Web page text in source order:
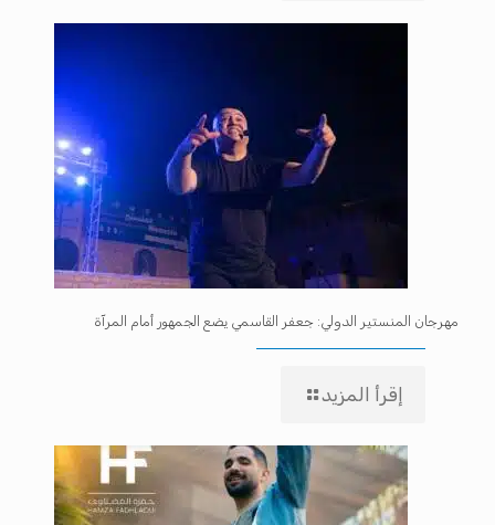
مهرجان المنستير الدولي: جعفر القاسمي يضع الجمهور أمام المرآة
إقرأ المزيد